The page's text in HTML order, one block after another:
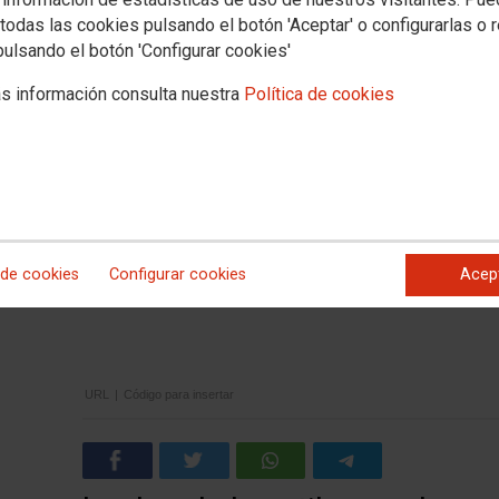
las cookies pulsando el botón 'Aceptar' o configurarlas o
el botón 'Configurar cookies'
información consulta nuestra Política de cookies
cookies Configurar cookies
No ha sido posible cargar el
URL Código para insertar